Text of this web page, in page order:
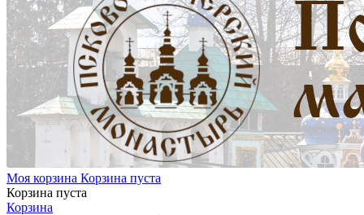
Моя корзина Корзина пуста
Корзина пуста
Корзина